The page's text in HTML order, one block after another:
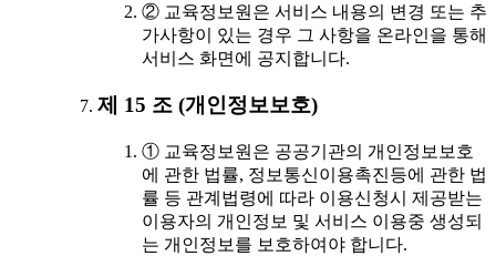
② 교육정보원은 서비스 내용의 변경 또는 추
가사항이 있는 경우 그 사항을 온라인을 통해
서비스 화면에 공지합니다.
제 15 조 (개인정보보호)
① 교육정보원은 공공기관의 개인정보보호
에 관한 법률, 정보통신이용촉진등에 관한 법
률 등 관계법령에 따라 이용신청시 제공받는
이용자의 개인정보 및 서비스 이용중 생성되
는 개인정보를 보호하여야 합니다.